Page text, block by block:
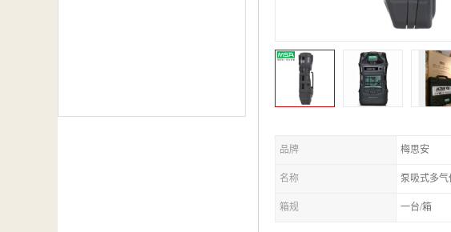
品牌 梅思安
名称 泵吸式多气
箱规 一台/箱